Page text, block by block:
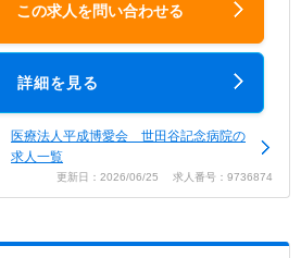
この求人を問い合わせる
詳細を見る
医療法人平成博愛会 世田谷記念病院の
求人一覧
更新日：2026/06/25 求人番号：9736874